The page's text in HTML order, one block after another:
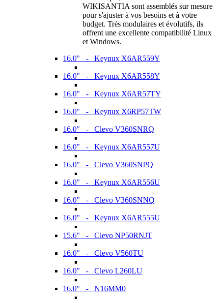
WIKISANTIA sont assemblés sur mesure
pour s'ajuster à vos besoins et à votre
budget. Très modulaires et évolutifs, ils
offrent une excellente compatibilité Linux
et Windows.
16.0" - Keynux X6AR559Y
16.0" - Keynux X6AR558Y
16.0" - Keynux X6AR57TY
16.0" - Keynux X6RP57TW
16.0" - Clevo V360SNRQ
16.0" - Keynux X6AR557U
16.0" - Clevo V360SNPQ
16.0" - Keynux X6AR556U
16.0" - Clevo V360SNNQ
16.0" - Keynux X6AR555U
15.6" - Clevo NP50RNJT
16.0" - Clevo V560TU
16.0" - Clevo L260LU
16.0" - N16MM0